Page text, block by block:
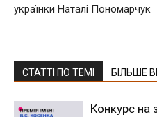
українки Наталі Пономарчук
СТАТТІ ПО ТЕМІ БІЛЬШЕ
Конкурс на